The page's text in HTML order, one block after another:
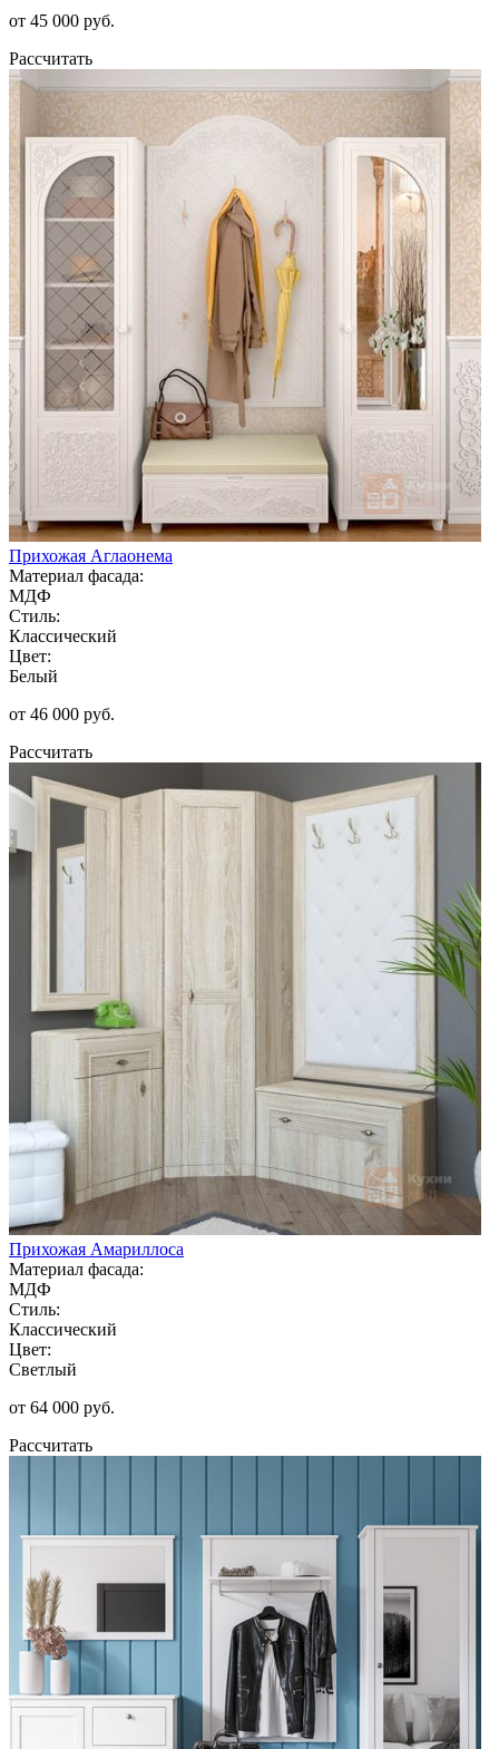
от 45 000 руб.
Рассчитать
Прихожая Аглаонема
Материал фасада:
МДФ
Стиль:
Классический
Цвет:
Белый
от 46 000 руб.
Рассчитать
Прихожая Амариллоса
Материал фасада:
МДФ
Стиль:
Классический
Цвет:
Светлый
от 64 000 руб.
Рассчитать